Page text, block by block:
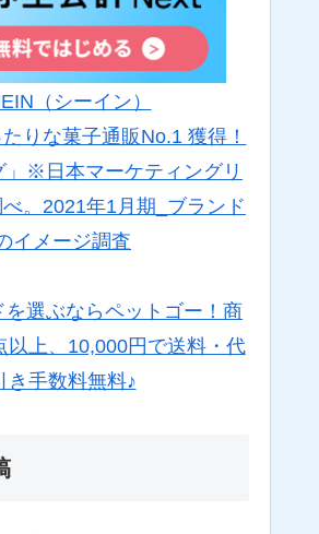
（シーイン）
りな菓子通販No.1 獲得！
」※日本マーケティングリ
。2021年1月期_ブランド
イメージ調査
を選ぶならペットゴー！商
以上、10,000円で送料・代
き手数料無料♪